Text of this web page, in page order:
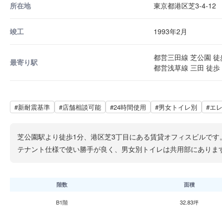
所在地
東京都港区芝3-4-12
竣工 1993年2月
最寄り駅
都営三田線 芝公園
都営浅草線 三田 徒歩
#新耐震基準 #店舗相談可能 #24時間使用 #男女トイレ別 #エ
芝公園駅より徒歩1分、港区芝3丁目にある賃貸オフィスビルで
テナント仕様で使い勝手が良く、男女別トイレは共用部にあり
階数 面積
B1階 32.83坪